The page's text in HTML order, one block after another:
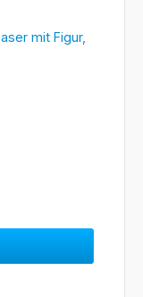
mit Figur,